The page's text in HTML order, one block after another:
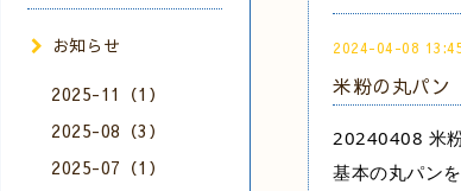
2024-04-08
米粉の丸パ
20240408 米
基本の丸パン
お知らせ
2025-11（1）
2025-08（3）
2025-07（1）